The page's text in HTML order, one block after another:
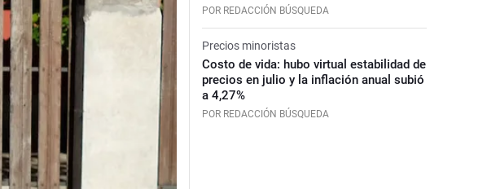
POR REDACCIÓN BÚSQUEDA
Precios minoristas
Costo de vida: hubo virtual estabilidad de
precios en julio y la inflación anual subió
a 4,27%
POR REDACCIÓN BÚSQUEDA